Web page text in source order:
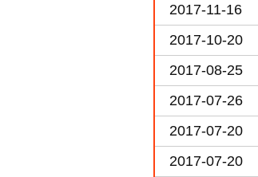
2017-11-16
2017-10-20
2017-08-25
2017-07-26
2017-07-20
2017-07-20